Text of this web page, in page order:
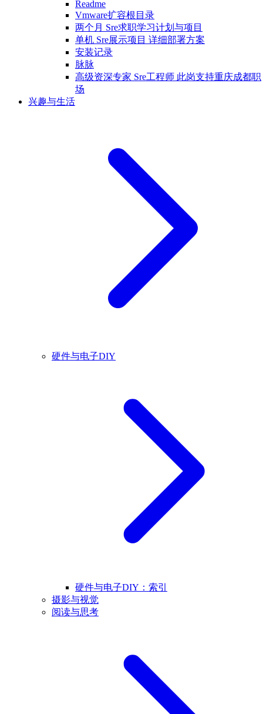
Readme
Vmware扩容根目录
两个月 Sre求职学习计划与项目
单机 Sre展示项目 详细部署方案
安装记录
脉脉
高级资深专家 Sre工程师 此岗支持重庆成都职
场
兴趣与生活
硬件与电子DIY
硬件与电子DIY：索引
摄影与视觉
阅读与思考